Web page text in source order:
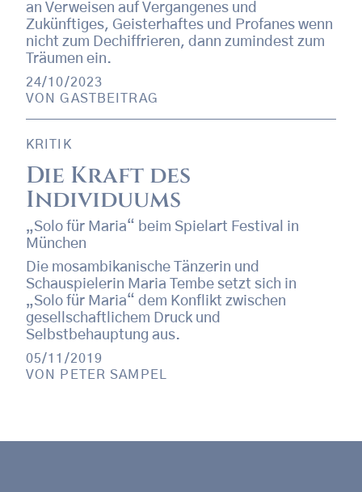
an Verweisen auf Vergangenes und
Zukünftiges, Geisterhaftes und Profanes wenn
nicht zum Dechiffrieren, dann zumindest zum
Träumen ein.
24/10/2023
VONGASTBEITRAG
KRITIK
Die Kraft des
Individuums
„Solo für Maria“ beim Spielart Festival in
München
Die mosambikanische Tänzerin und
Schauspielerin Maria Tembe setzt sich in
„Solo für Maria“ dem Konflikt zwischen
gesellschaftlichem Druck und
Selbstbehauptung aus.
05/11/2019
VON
PETER SAMPEL